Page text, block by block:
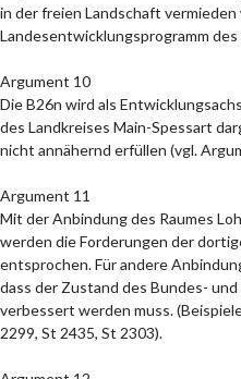
in der freien Landschaft vermieden
Landesentwicklungsprogramm
Argument 10
Die B26n wird als
des Landkreises Main-Spessart
nicht annähernd erfüllen (vgl.
Argument 11
Mit der Anbindung des Raumes
werden die Forderungen der
entsprochen. Für andere
dass der Zustand des Bundes-
verbessert werden muss.
2299, St 2435, St 2303).